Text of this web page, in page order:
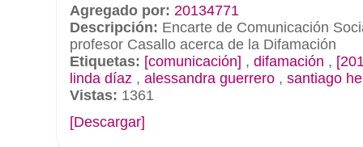
Agregado por: 20134771
Descripción: Encarte de Comunicación
profesor Casallo acerca de la Difamación
Etiquetas: [comunicación] , difamación ,
linda díaz , alessandra guerrero , santiago
Vistas: 1361
[Descargar]